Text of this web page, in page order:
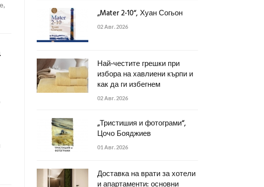
„Mater 2-10“, Хуан Согьон
02 Авг. 2026
Най-честите грешки при
избора на хавлиени кърпи и
как да ги избегнем
02 Авг. 2026
„Тристишия и фотограми“,
Цочо Бояджиев
01 Авг. 2026
Доставка на врати за хотели
и апартаменти: основни